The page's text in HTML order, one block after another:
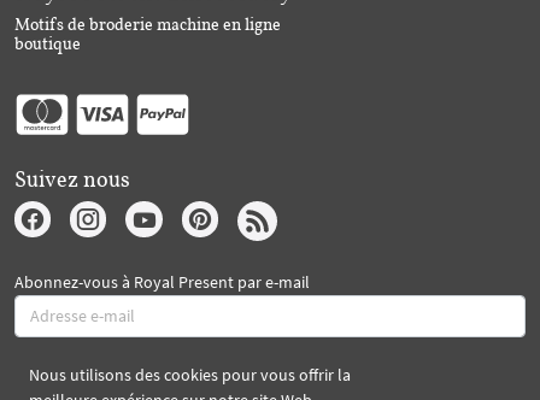
Nous utilisons des cookies pour vous offrir la
Motifs de broderie machine en ligne
boutique
Suivez nous
Abonnez-vous à Royal Present par e-mail
S'abonner